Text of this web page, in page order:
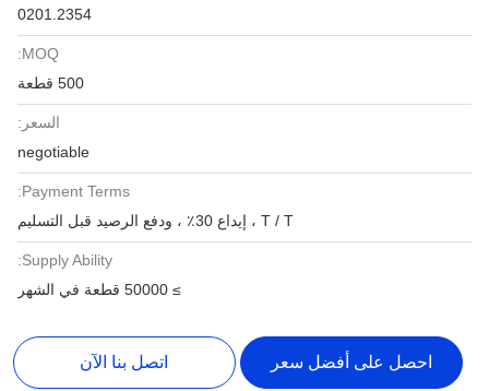
0201.2354
MOQ:
500 قطعة
السعر:
negotiable
Payment Terms:
T / T ، إيداع 30٪ ، ودفع الرصيد قبل التسليم
Supply Ability:
≥ 50000 قطعة في الشهر
احصل على أفضل سعر اتصل بنا الآن